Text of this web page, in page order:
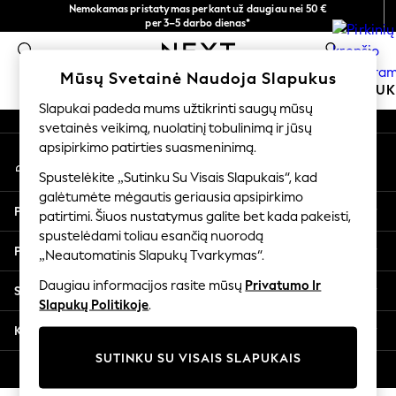
Nemokamas pristatymas perkant už daugiau nei 50 €
per 3–5 darbo dienas*
Dabar galite apsipirkti lietuvių kalba!
0
MOKYKLINĖ APRANGA MERGAITĖMS
SCHOOLWEAR
All Boys Schoolwear
Shoes
Trousers
Shorts
Shirts
Polo Shirts
Sweatshirts & Jumpers
Coats & Jackets
Underwear
Multipacks
All Boys Sport & Swimwear
An error occurred on client
Mūsų socialiniai tinklai
Mano paskyra
Prisijunkite prie savo paskyros
Pagalba
Privatumas ir teisinė informacija
Skyriai
Kitos paslaugos
Mūsų Svetainė Naudoja Slapukus
Slapukai padeda mums užtikrinti saugų mūsų
svetainės veikimą, nuolatinį tobulinimą ir jūsų
apsipirkimo patirties suasmeninimą.
Spustelėkite „Sutinku Su Visais Slapukais“, kad
galėtumėte mėgautis geriausia apsipirkimo
patirtimi. Šiuos nustatymus galite bet kada pakeisti,
spustelėdami toliau esančią nuorodą
„Neautomatinis Slapukų Tvarkymas“.
Daugiau informacijos rasite mūsų Privatumo Ir
Slapukų Politikoje.
SUTINKU SU VISAIS SLAPUKAIS